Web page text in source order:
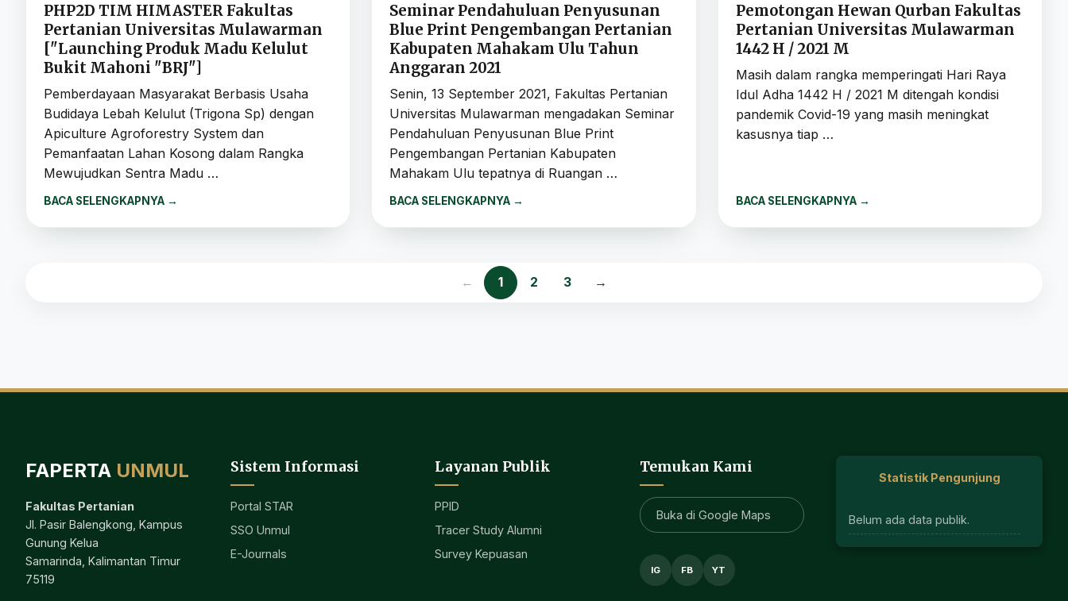
PHP2D TIM HIMASTER Fakultas
Pertanian Universitas Mulawarman
["Launching Produk Madu Kelulut
Bukit Mahoni "BRJ"]
Pemberdayaan Masyarakat Berbasis Usaha
Budidaya Lebah Kelulut (Trigona Sp) dengan
Apiculture Agroforestry System dan
Pemanfaatan Lahan Kosong dalam Rangka
Mewujudkan Sentra Madu …
BACA SELENGKAPNYA →
Seminar Pendahuluan Penyusunan
Blue Print Pengembangan Pertanian
Kabupaten Mahakam Ulu Tahun
Anggaran 2021
Senin, 13 September 2021, Fakultas Pertanian
Universitas Mulawarman mengadakan Seminar
Pendahuluan Penyusunan Blue Print
Pengembangan Pertanian Kabupaten
Mahakam Ulu tepatnya di Ruangan …
BACA SELENGKAPNYA →
Pemotongan Hewan Qurban Fakultas
Pertanian Universitas Mulawarman
1442 H / 2021 M
Masih dalam rangka memperingati Hari Raya
Idul Adha 1442 H / 2021 M ditengah kondisi
pandemik Covid-19 yang masih meningkat
kasusnya tiap …
BACA SELENGKAPNYA →
← 1 2 3 →
FAPERTA UNMUL
Fakultas Pertanian
Jl. Pasir Balengkong, Kampus
Gunung Kelua
Samarinda, Kalimantan Timur
75119
Sistem Informasi
Portal STAR
SSO Unmul
E-Journals
Layanan Publik
PPID
Tracer Study Alumni
Survey Kepuasan
Temukan Kami
Buka di Google Maps
IG FB YT
Statistik Pengunjung
Belum ada data publik.